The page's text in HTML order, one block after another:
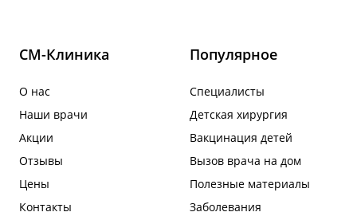
СМ-Клиника
О нас
Наши врачи
Акции
Отзывы
Цены
Контакты
Популярное
Специалисты
Детская хирургия
Вакцинация детей
Вызов врача на дом
Полезные материалы
Заболевания